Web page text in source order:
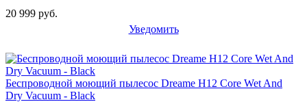
20 999 руб.
Уведомить
Беспроводной моющий пылесос Dreame H12 Core Wet And
Dry Vacuum - Black